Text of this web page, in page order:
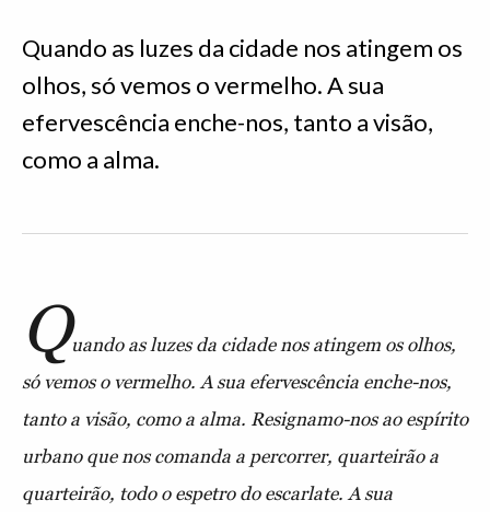
Quando as luzes da cidade nos atingem os
olhos, só vemos o vermelho. A sua
efervescência enche-nos, tanto a visão,
como a alma.
Quando as luzes da cidade nos atingem os olhos,
só vemos o vermelho. A sua efervescência enche-nos,
tanto a visão, como a alma. Resignamo-nos ao espírito
urbano que nos comanda a percorrer, quarteirão a
quarteirão, todo o espetro do escarlate. A sua